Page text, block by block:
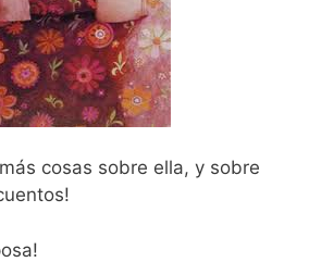
cosas sobre ella, y sobre